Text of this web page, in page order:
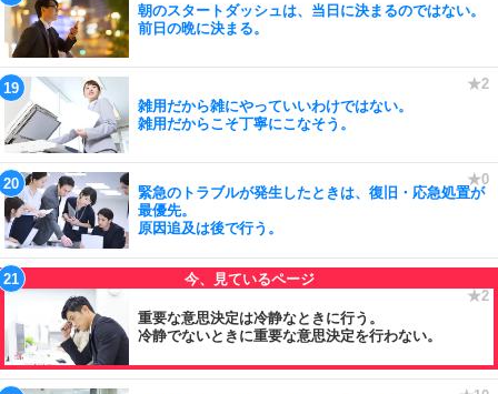
朝のスタートダッシュは、当日に決まるのではない。
前日の晩に決まる。
雑用だから雑にやっていいわけではない。
雑用だからこそ丁寧にこなそう。
緊急のトラブルが発生したときは、復旧・応急処置が
最優先。
原因追及は後で行う。
重要な意思決定は冷静なときに行う。
冷静でないときに重要な意思決定を行わない。